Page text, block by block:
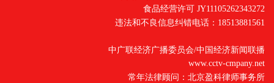
食品经营许可 JY11105262343272
违法和不良信息纠错电话：18513881561
中广联经济广播委员会/中国经济新闻联播
www.cctv-cmpany.net
常年法律顾问：北京盈科律师事务所